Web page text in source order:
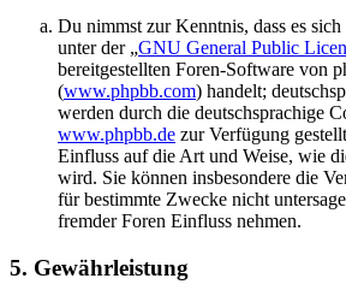
Du nimmst zur Kenntnis, dass es
unter der „GNU General Public
bereitgestellten Foren-Software von
(www.phpbb.com) handelt;
werden durch die deutschsprachige
www.phpbb.de zur Verfügung
Einfluss auf die Art und Weise, wie
wird. Sie können insbesondere die
für bestimmte Zwecke nicht
fremder Foren Einfluss nehmen.
5. Gewährleistung